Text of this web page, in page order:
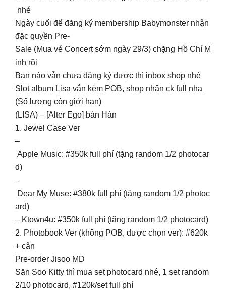
nhé
Ngày cuối để đăng ký membership Babymonster nhận
đặc quyền Pre-
Sale (Mua vé Concert sớm ngày 29/3) chặng Hồ Chí M
inh rồi
Bạn nào vẫn chưa đăng ký được thì inbox shop nhé
Slot album Lisa vẫn kèm POB, shop nhận ck full nha
(Số lượng còn giới hạn)
(LISA) – [Alter Ego] bản Hàn
1. Jewel Case Ver
–
Apple Music: #350k full phí (tặng random 1/2 photocar
d)
–
Dear My Muse: #380k full phí (tặng random 1/2 photoc
ard)
– Ktown4u: #350k full phí (tặng random 1/2 photocard)
2. Photobook Ver (không POB, được chọn ver): #620k
+ cân
Pre-order Jisoo MD
Săn Soo Kitty thì mua set photocard nhé, 1 set random
2/10 photocard, #120k/set full phí